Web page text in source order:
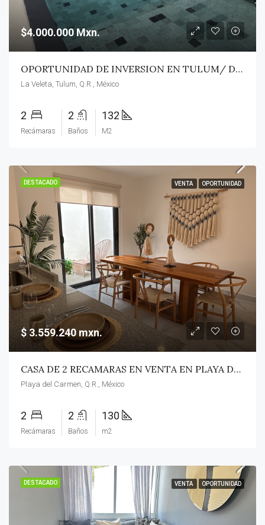
$4.000.000 Mxn.
OPORTUNIDAD DE INVERSION EN TULUM/ DEPARTAMENTO 2 RECAMARAS LOCK OFF CON ALBERCA Y TERRAZA PRIVADA EN EXCELENTE UBICACION
La Veleta, Tulum, Q.R., México
2
Recámaras
2
Baños
132
M2
DESTACADO VENTA OPORTUNIDAD
$ 3.559.240 mxn.
CASA DE 2 RECAMARAS EN VENTA EN PLAYA DEL CARMEN/ ENTREGA INMEDIATA/ RESIDENCIAL PRIVADO.
Playa del Carmen, Q.R., México
2
Recámaras
2
Baños
130
m2
DESTACADO VENTA OPORTUNIDAD